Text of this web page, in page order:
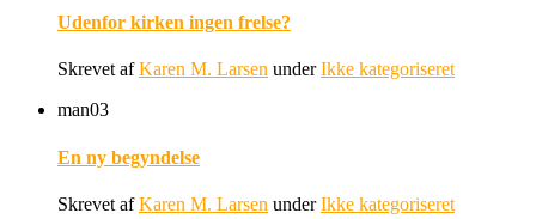
Udenfor kirken ingen frelse?
Skrevet afKaren M. Larsen underIkke kategoriseret
man03
En ny begyndelse
Skrevet afKaren M. Larsen underIkke kategoriseret